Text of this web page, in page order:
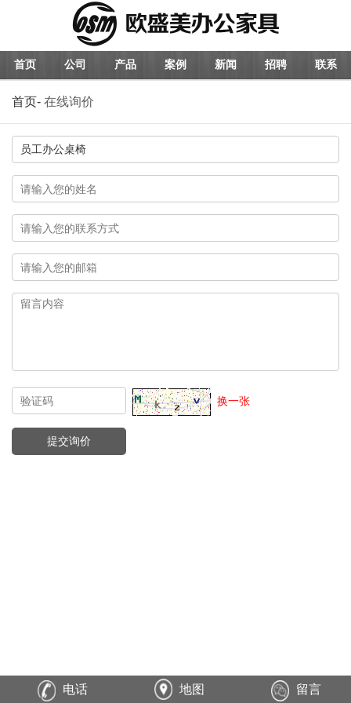
首页 公司 产品 案例 新闻 招聘 联系
首页- 在线询价
换一张
电话 地图 留言